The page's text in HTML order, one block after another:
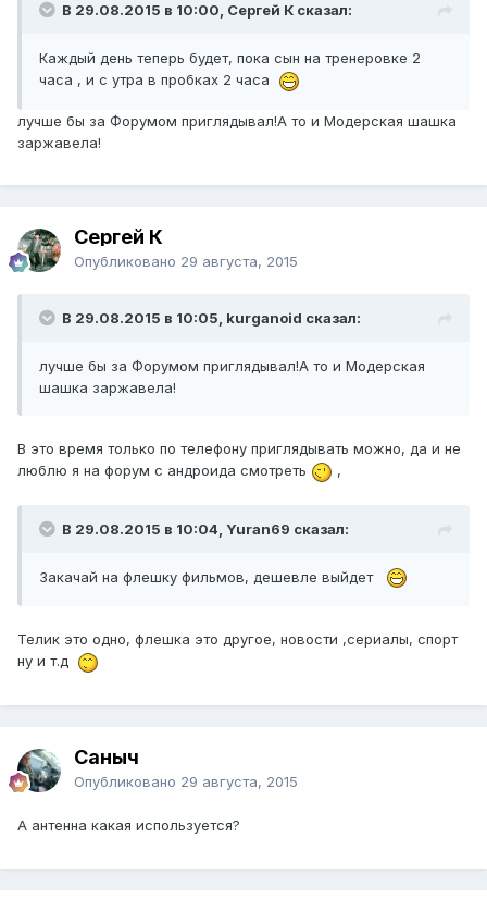
В 29.08.2015 в 10:00, Сергей К сказал:
Каждый день теперь будет, пока сын на тренеровке 2
часа , и с утра в пробках 2 часа
лучше бы за Форумом приглядывал!А то и Модерская шашка
заржавела!
Сергей К
Опубликовано 29 августа, 2015
В 29.08.2015 в 10:05, kurganoid сказал:
лучше бы за Форумом приглядывал!А то и Модерская
шашка заржавела!
В это время только по телефону приглядывать можно, да и не
люблю я на форум с андроида смотреть
,
В 29.08.2015 в 10:04, Yuran69 сказал:
Закачай на флешку фильмов, дешевле выйдет
Телик это одно, флешка это другое, новости ,сериалы, спорт
ну и т.д
Саныч
Опубликовано 29 августа, 2015
А антенна какая используется?